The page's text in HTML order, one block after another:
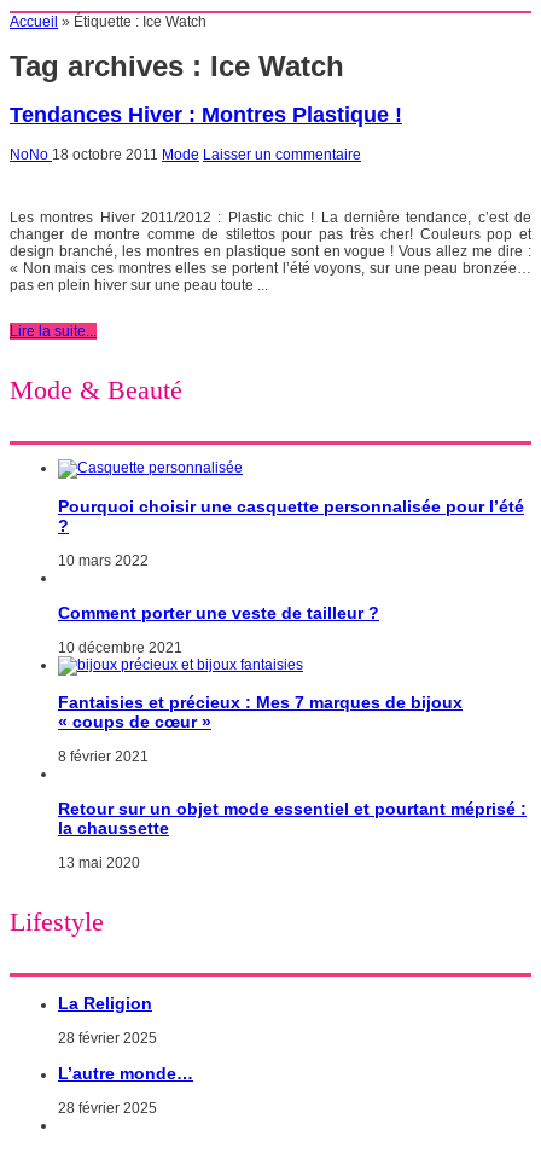
Accueil » Étiquette : Ice Watch
Tag archives : Ice Watch
Tendances Hiver : Montres Plastique !
NoNo 18 octobre 2011 Mode Laisser un commentaire
Les montres Hiver 2011/2012 : Plastic chic ! La dernière tendance, c’est de
changer de montre comme de stilettos pour pas très cher! Couleurs pop et
design branché, les montres en plastique sont en vogue ! Vous allez me dire :
« Non mais ces montres elles se portent l’été voyons, sur une peau bronzée…
pas en plein hiver sur une peau toute ...
Lire la suite...
Mode & Beauté
Pourquoi choisir une casquette personnalisée pour l’été
?
10 mars 2022
Comment porter une veste de tailleur ?
10 décembre 2021
Fantaisies et précieux : Mes 7 marques de bijoux
« coups de cœur »
8 février 2021
Retour sur un objet mode essentiel et pourtant méprisé :
la chaussette
13 mai 2020
Lifestyle
La Religion
28 février 2025
L’autre monde…
28 février 2025